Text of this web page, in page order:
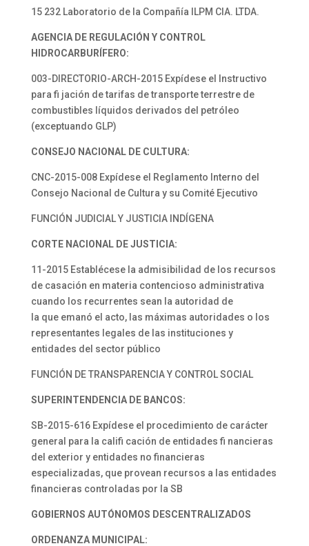
15 232 Laboratorio de la Compañía ILPM CIA. LTDA.
AGENCIA DE REGULACIÓN Y CONTROL
HIDROCARBURÍFERO:
003-DIRECTORIO-ARCH-2015 Expídese el Instructivo
para fi jación de tarifas de transporte terrestre de
combustibles líquidos derivados del petróleo
(exceptuando GLP)
CONSEJO NACIONAL DE CULTURA:
CNC-2015-008 Expídese el Reglamento Interno del
Consejo Nacional de Cultura y su Comité Ejecutivo
FUNCIÓN JUDICIAL Y JUSTICIA INDÍGENA
CORTE NACIONAL DE JUSTICIA:
11-2015 Establécese la admisibilidad de los recursos
de casación en materia contencioso administrativa
cuando los recurrentes sean la autoridad de
la que emanó el acto, las máximas autoridades o los
representantes legales de las instituciones y
entidades del sector público
FUNCIÓN DE TRANSPARENCIA Y CONTROL SOCIAL
SUPERINTENDENCIA DE BANCOS:
SB-2015-616 Expídese el procedimiento de carácter
general para la califi cación de entidades fi nancieras
del exterior y entidades no financieras
especializadas, que provean recursos a las entidades
financieras controladas por la SB
GOBIERNOS AUTÓNOMOS DESCENTRALIZADOS
ORDENANZA MUNICIPAL: